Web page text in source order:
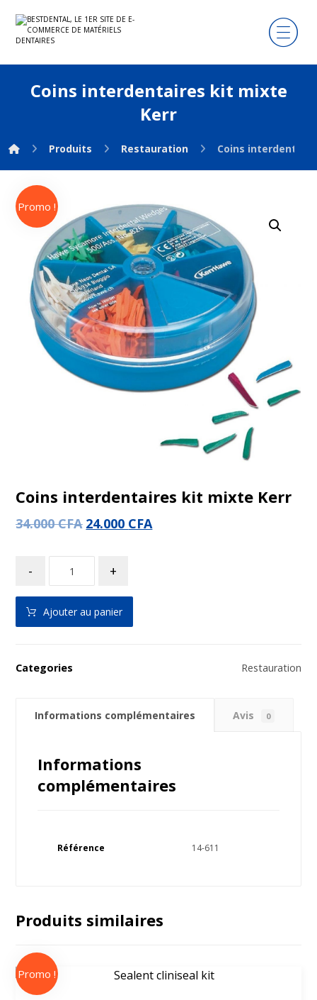
Coins interdentaires kit mixte
Kerr
Produits Restauration Coins
Agrandir l'image
Promo !
Coins interdentaires kit mixte Kerr
34.000CFA 24.000 CFA
- +
Ajouter au panier
Categories Restauration
Informations complémentaires Avis 0
Informations
complémentaires
Référence 14-611
Produits similaires
Promo !